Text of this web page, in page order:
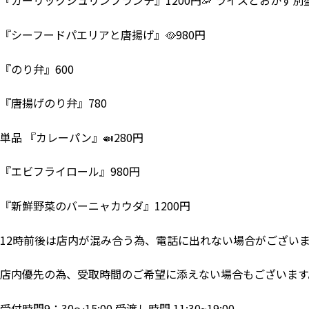
『シーフードパエリアと唐揚げ』🥘980円
『のり弁』600
『唐揚げのり弁』780
単品 『カレーパン』🍛280円
『エビフライロール』980円
『新鮮野菜のバーニャカウダ』1200円
12時前後は店内が混み合う為、電話に出れない場合がございま
店内優先の為、受取時間のご希望に添えない場合もございます